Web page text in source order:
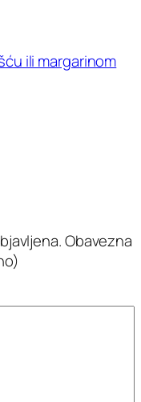
ili margarinom
Obavezna